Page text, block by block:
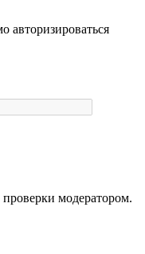
авторизироваться
модератором.